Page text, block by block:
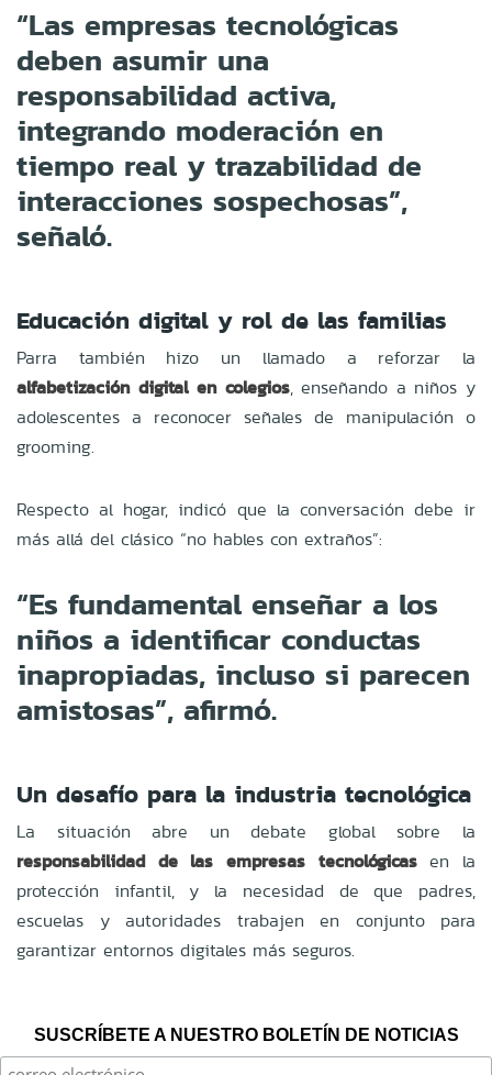
“Las empresas tecnológicas
deben asumir una
responsabilidad activa,
integrando moderación en
tiempo real y trazabilidad de
interacciones sospechosas”,
señaló.
Educación digital y rol de las familias
Parra también hizo un llamado a reforzar la
alfabetización digital en colegios, enseñando a niños y
adolescentes a reconocer señales de manipulación o
grooming.
Respecto al hogar, indicó que la conversación debe ir
más allá del clásico “no hables con extraños”:
“Es fundamental enseñar a los
niños a identificar conductas
inapropiadas, incluso si parecen
amistosas”, afirmó.
Un desafío para la industria tecnológica
La situación abre un debate global sobre la
responsabilidad de las empresas tecnológicasen la
protección infantil, y la necesidad de que padres,
escuelas y autoridades trabajen en conjunto para
garantizar entornos digitales más seguros.
SUSCRÍBETE A NUESTRO BOLETÍN DE NOTICIAS